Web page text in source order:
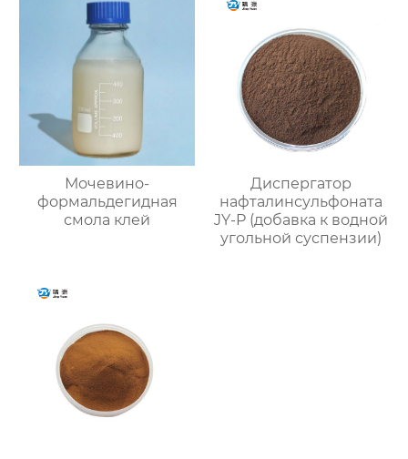
Мочевино-
формальдегидная
смола клей
Диспергатор
нафталинсульфоната
JY-P (добавка к водной
угольной суспензии)